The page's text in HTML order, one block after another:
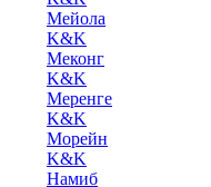
Мейола
K&K
Меконг
K&K
Меренге
K&K
Морейн
K&K
Намиб